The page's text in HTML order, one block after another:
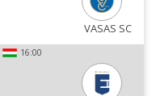
VASAS SC
16:00